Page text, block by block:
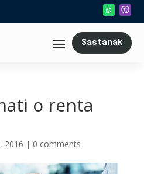
Sastanak
o renta
2016 | 0 comments